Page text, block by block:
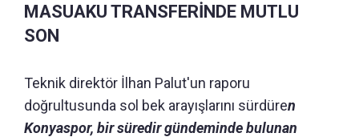
MASUAKU TRANSFERİNDE MUTLU
SON
Teknik direktör İlhan Palut'un raporu
doğrultusunda sol bek arayışlarını sürdüren
Konyaspor, bir süredir gündeminde bulunan